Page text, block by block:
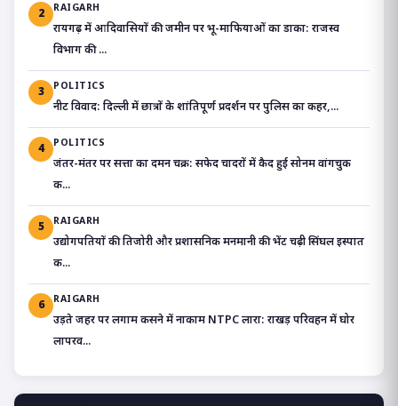
2 RAIGARH
रायगढ़ में आदिवासियों की जमीन पर भू-माफियाओं का डाका: राजस्व
विभाग की ...
3 POLITICS
​नीट विवाद: दिल्ली में छात्रों के शांतिपूर्ण प्रदर्शन पर पुलिस का कहर,...
4 POLITICS
जंतर-मंतर पर सत्ता का दमन चक्र: सफेद चादरों में कैद हुई सोनम वांगचुक
क...
5 RAIGARH
उद्योगपतियों की तिजोरी और प्रशासनिक मनमानी की भेंट चढ़ी सिंघल इस्पात
क...
6 RAIGARH
उड़ते जहर पर लगाम कसने में नाकाम NTPC लारा: राखड़ परिवहन में घोर
लापरव...